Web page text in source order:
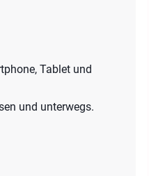
Tablet und
und unterwegs.